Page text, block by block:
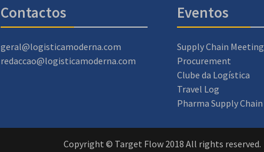
Contactos
geral@logisticamoderna.com
redaccao@logisticamoderna.com
Eventos
Supply Chain Meeting
Procurement
Clube da Logística
Travel Log
Pharma Supply Chain
Copyright © Target Flow 2018 All rights reserved.